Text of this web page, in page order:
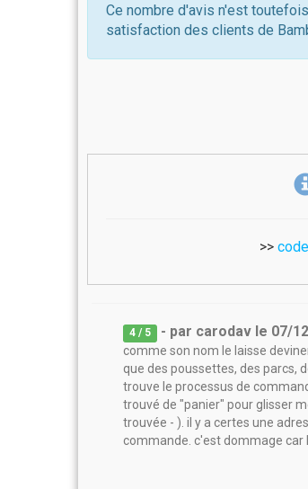
Ce nombre d'avis n'est
satisfaction des clients de
>>
4 / 5 - par carodav le 07/
comme son nom le laisse
que des poussettes, des parcs,
trouve le processus de
trouvé de "panier" pour glisser
trouvée - ). il y a certes une
commande. c'est dommage car